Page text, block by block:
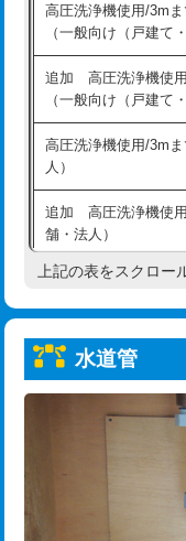
給水管工事※（支持
給水管工事※（保温材
め込み）)
給水管工事※（土の
業)
給水管工事※（塩ビ管
用/3ｍまで)
給水管工事※（塩ビ
給水管工事※（ライニ
管・ポリ管・HT管使
給水管工事※（ライ
管・ポリ管・HT管使
排水管工事（土の掘
高圧洗浄機使用/3m
（一般向け（戸建て
追加 高圧洗浄機使
（一般向け（戸建て
高圧洗浄機使用/3m
人）
追加 高圧洗浄機使
舗・法人）
高度高圧洗浄換
トーラー機使用/3mま
追加トーラー機使用/
上記の表をスクロー
水道管